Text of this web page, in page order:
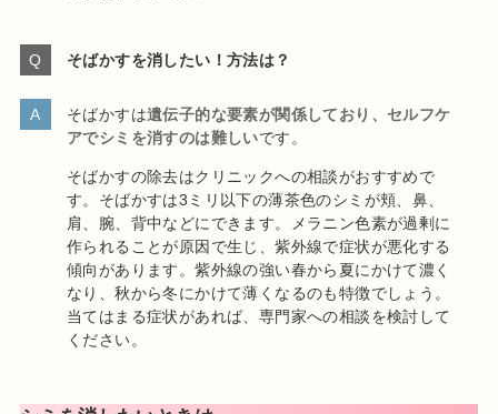
そばかすを消したい！方法は？
そばかすは遺伝子的な要素が関係しており、セルフケ
アでシミを消すのは難しいです。
そばかすの除去はクリニックへの相談がおすすめで
す。そばかすは3ミリ以下の薄茶色のシミが頬、鼻、
肩、腕、背中などにできます。メラニン色素が過剰に
作られることが原因で生じ、紫外線で症状が悪化する
傾向があります。紫外線の強い春から夏にかけて濃く
なり、秋から冬にかけて薄くなるのも特徴でしょう。
当てはまる症状があれば、専門家への相談を検討して
ください。